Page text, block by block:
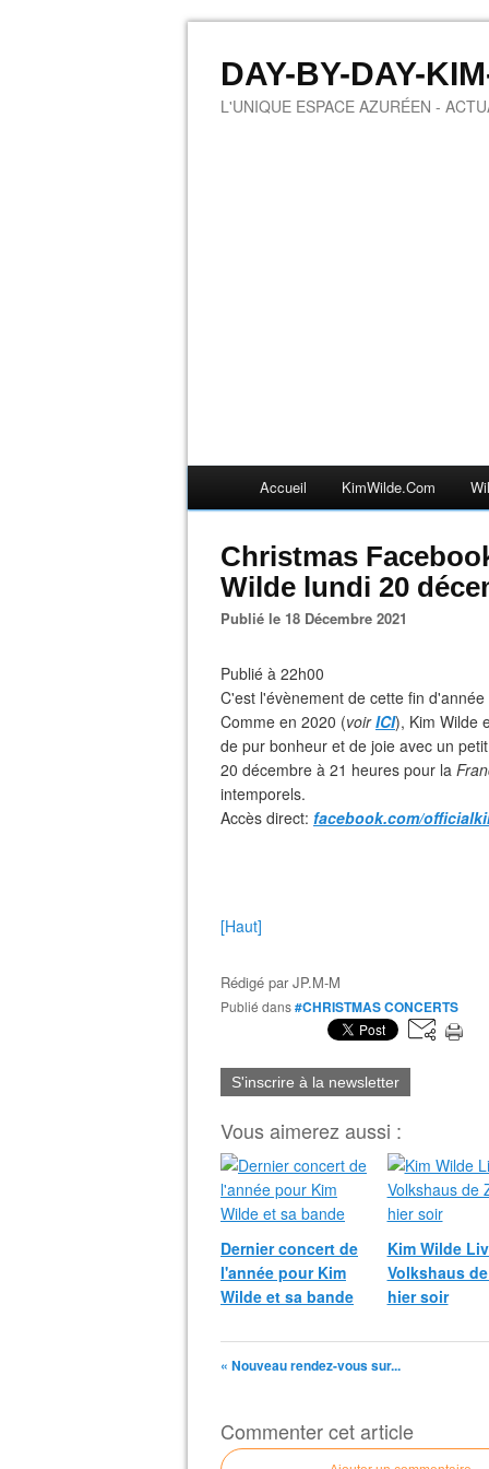
DAY-BY-DAY-
L'UNIQUE ESPACE AZURÉEN -
Accueil KimWilde.com
Christmas
Wilde lundi 20
Publié le 18 Décembre 2021
Publié à 22h00
C'est l'évènement de cette fin d'année
Comme en 2020 (voirICI), Kim Wilde
de pur bonheur et de joie avec un
20 décembre à 21 heures pour la
intemporels.
Accès direct: facebook.com/
[Haut]
Rédigé parJP.M-M
Publié dans#CHRISTMAS CONCERTS
S'inscrire à la newsletter
Vous aimerez aussi :
Dernier concert de
l'année pour Kim
Wilde et sa bande
Kim Wilde
Volkshaus
hier soir
« Nouveau rendez-vous sur...
Commenter cet article